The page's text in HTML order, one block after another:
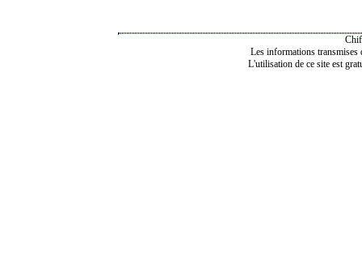
Les informations transmises
L'utilisation de ce site est